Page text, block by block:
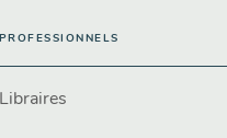
PROFESSIONNELS
Libraires